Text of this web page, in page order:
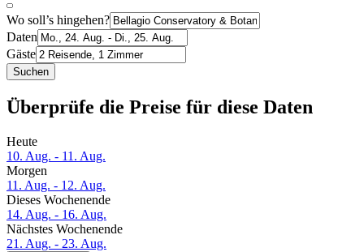
Wo soll’s hingehen?
Daten
Gäste
Suchen
Überprüfe die Preise für diese Daten
Heute
10. Aug. - 11. Aug.
Morgen
11. Aug. - 12. Aug.
Dieses Wochenende
14. Aug. - 16. Aug.
Nächstes Wochenende
21. Aug. - 23. Aug.